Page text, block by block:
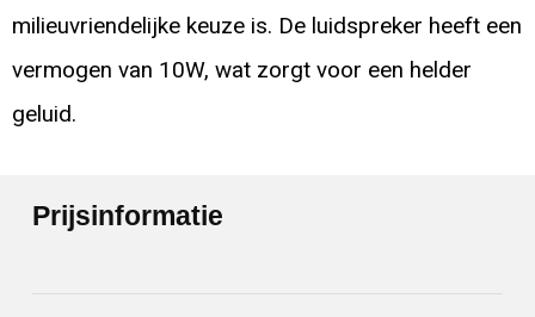
milieuvriendelijke keuze is. De luidspreker heeft een
vermogen van 10W, wat zorgt voor een helder
geluid.
Prijsinformatie